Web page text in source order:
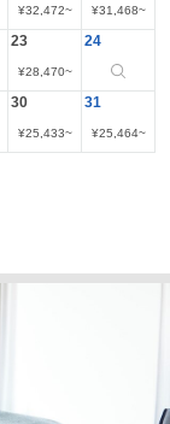
¥32,472~ ¥31,468~
23
¥28,470~
24
30
¥25,433~
31
¥25,464~